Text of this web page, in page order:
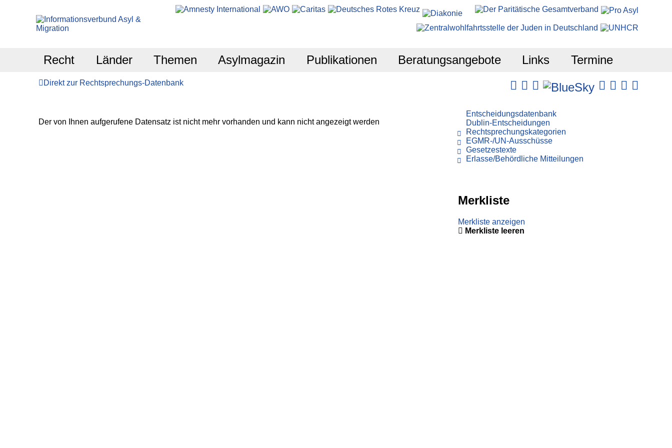
Recht Länder Themen Asylmagazin Publikationen Beratungsangebote Links Termine
Direkt zur Rechtsprechungs-Datenbank
Der von Ihnen aufgerufene Datensatz ist nicht mehr vorhanden und kann nicht angezeigt werden
Entscheidungsdatenbank
Dublin-Entscheidungen
Rechtsprechungskategorien
EGMR-/UN-Ausschüsse
Gesetzestexte
Erlasse/Behördliche Mitteilungen
Merkliste
Merkliste anzeigen
Merkliste leeren